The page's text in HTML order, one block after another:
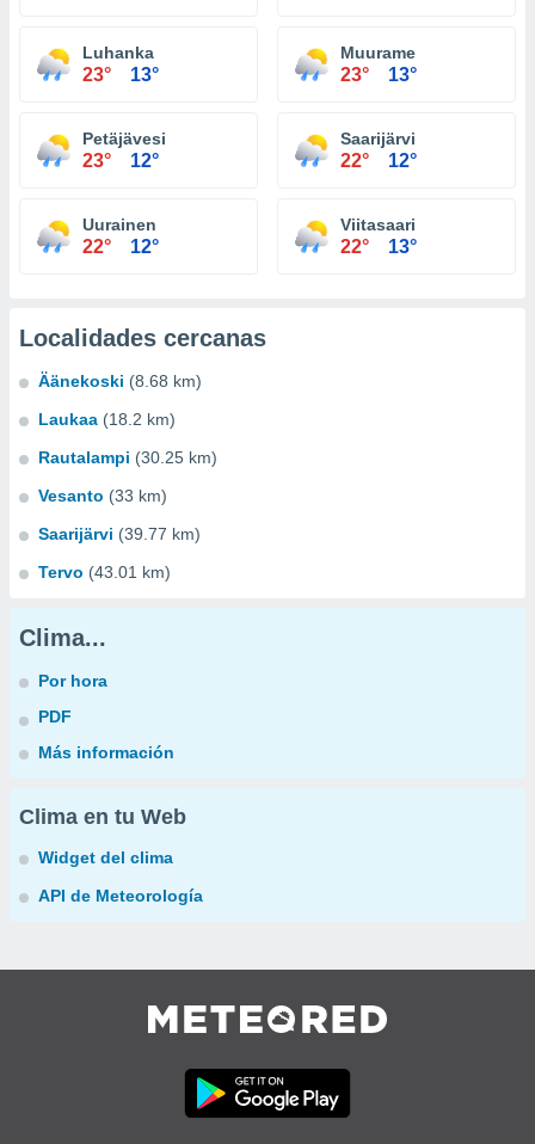
Luhanka
23° 13°
Muurame
23° 13°
Petäjävesi
23° 12°
Saarijärvi
22° 12°
Uurainen
22° 12°
Viitasaari
22° 13°
Localidades cercanas
Äänekoski (8.68 km)
Laukaa (18.2 km)
Rautalampi (30.25 km)
Vesanto (33 km)
Saarijärvi (39.77 km)
Tervo (43.01 km)
Clima...
Por hora
PDF
Más información
Clima en tu Web
Widget del clima
API de Meteorología